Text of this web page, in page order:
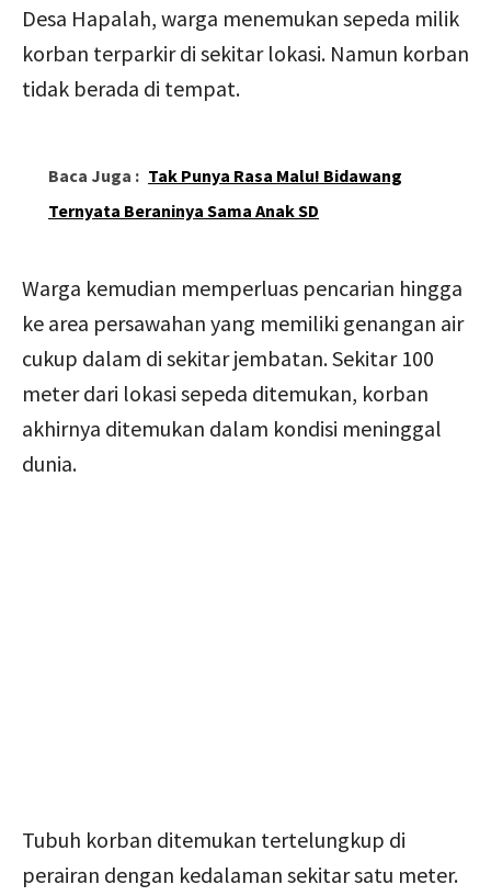
Desa Hapalah, warga menemukan sepeda milik
korban terparkir di sekitar lokasi. Namun korban
tidak berada di tempat.
Baca Juga : Tak Punya Rasa Malu! Bidawang
Ternyata Beraninya Sama Anak SD
Warga kemudian memperluas pencarian hingga
ke area persawahan yang memiliki genangan air
cukup dalam di sekitar jembatan. Sekitar 100
meter dari lokasi sepeda ditemukan, korban
akhirnya ditemukan dalam kondisi meninggal
dunia.
Tubuh korban ditemukan tertelungkup di
perairan dengan kedalaman sekitar satu meter.